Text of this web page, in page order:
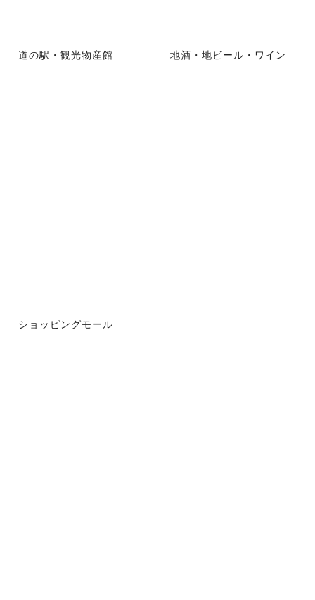
道の駅・観光物産館 地酒・地ビール・ワイン
ショッピングモール